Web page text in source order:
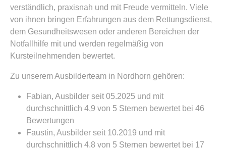
verständlich, praxisnah und mit Freude vermitteln. Viele
von ihnen bringen Erfahrungen aus dem Rettungsdienst,
dem Gesundheitswesen oder anderen Bereichen der
Notfallhilfe mit und werden regelmäßig von
Kursteilnehmenden bewertet.
Zu unserem Ausbilderteam in Nordhorn gehören:
Fabian, Ausbilder seit 05.2025 und mit
durchschnittlich 4,9 von 5 Sternen bewertet bei 46
Bewertungen
Faustin, Ausbilder seit 10.2019 und mit
durchschnittlich 4,8 von 5 Sternen bewertet bei 17